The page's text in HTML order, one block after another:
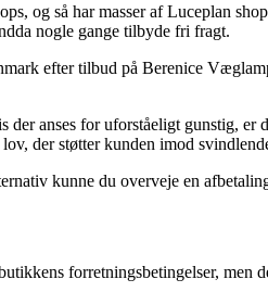
og så har masser af Luceplan
nogle gange tilbyde fri fragt.
efter tilbud på Berenice
anses for uforståeligt gunstig, er
der støtter kunden imod
kunne du overveje en
forretningsbetingelser, men